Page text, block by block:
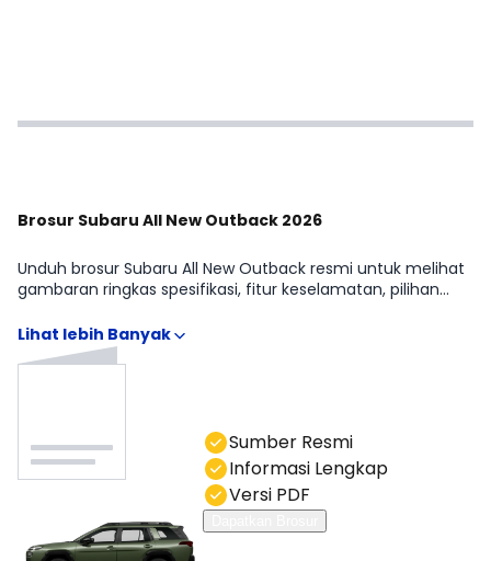
Brosur Subaru All New Outback 2026
Unduh brosur Subaru All New Outback resmi untuk melihat
gambaran ringkas spesifikasi, fitur keselamatan, pilihan
memahami perbedaan Subaru All New Outback 2.5i-
TOURING EyeSight tanpa menebak-nebak. Anda bisa
Sumber Resmi
Informasi Lengkap
Versi PDF